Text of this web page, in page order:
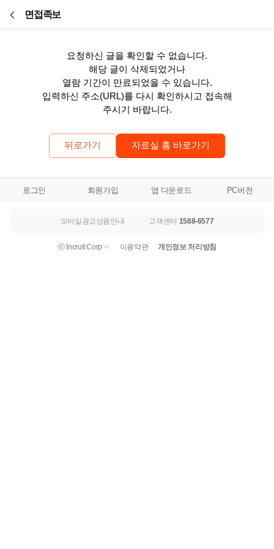
면접족보
요청하신 글을 확인할 수 없습니다.
해당 글이 삭제되었거나
열람 기간이 만료되었을 수 있습니다.
입력하신 주소(URL)를 다시 확인하시고 접속해
주시기 바랍니다.
뒤로가기 자료실 홈 바로가기
로그인 회원가입 앱 다운로드 PC버전
모바일광고상품안내 고객센터 1588-6577
ⓒ Incruit Corp 이용약관 개인정보 처리방침